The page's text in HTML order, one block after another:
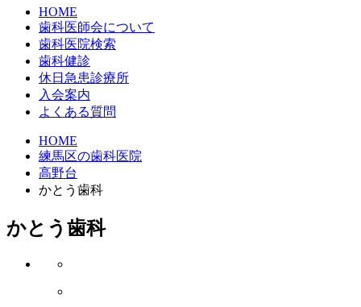
HOME
歯科医師会について
歯科医院検索
歯科健診
休日急患診療所
入会案内
よくある質問
HOME
練馬区の歯科医院
高野台
かとう歯科
かとう歯科